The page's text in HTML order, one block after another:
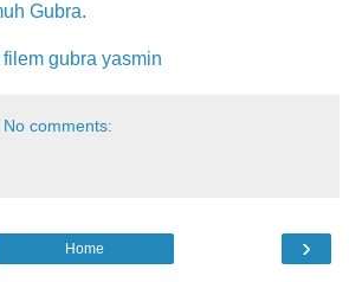
Gubra.
filem gubra yasmin
No comments:
›
Home